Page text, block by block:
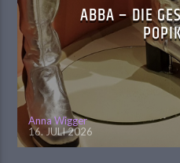
ABBA – DIE
Anna Wigger
16. JULI 2026